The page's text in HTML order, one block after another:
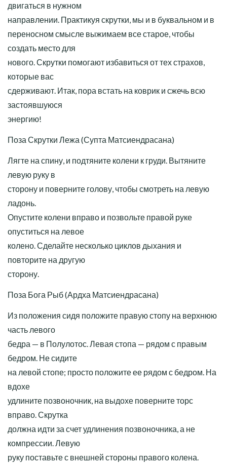
двигаться в нужном
направлении. Практикуя скрутки, мы и в буквальном и в
переносном смысле выжимаем все старое, чтобы
создать место для
нового. Скрутки помогают избавиться от тех страхов,
которые вас
сдерживают. Итак, пора встать на коврик и сжечь всю
застоявшуюся
энергию!
Поза Скрутки Лежа (Супта Матсиендрасана)
Лягте на спину, и подтяните колени к груди. Вытяните
левую руку в
сторону и поверните голову, чтобы смотреть на левую
ладонь.
Опустите колени вправо и позвольте правой руке
опуститься на левое
колено. Сделайте несколько циклов дыхания и
повторите на другую
сторону.
Поза Бога Рыб (Ардха Матсиендрасана)
Из положения сидя положите правую стопу на верхнюю
часть левого
бедра — в Полулотос. Левая стопа — рядом с правым
бедром. Не сидите
на левой стопе; просто положите ее рядом с бедром. На
вдохе
удлините позвоночник, на выдохе поверните торс
вправо. Скрутка
должна идти за счет удлинения позвоночника, а не
компрессии. Левую
руку поставьте с внешней стороны правого колена.